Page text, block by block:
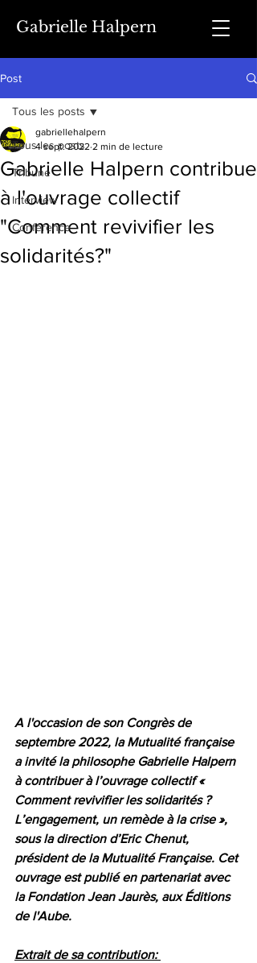
Gabrielle Halpern
Post
Tous les posts
Tribune
Interview
Conférence
Tous les posts
Gabrielle Halpern contribue
à l'ouvrage collectif
"Comment revivifier les
solidarités?"
gabriellehalpern
4 sept. 2022 2 min de lecture
A l'occasion de son Congrès de
septembre 2022, la Mutualité française
a invité la philosophe Gabrielle Halpern
à contribuer à l’ouvrage collectif «
Comment revivifier les solidarités ?
L’engagement, un remède à la crise »,
sous la direction d’Eric Chenut,
président de la Mutualité Française. Cet
ouvrage est publié en partenariat avec
la Fondation Jean Jaurès, aux Éditions
de l'Aube.
Extrait de sa contribution: